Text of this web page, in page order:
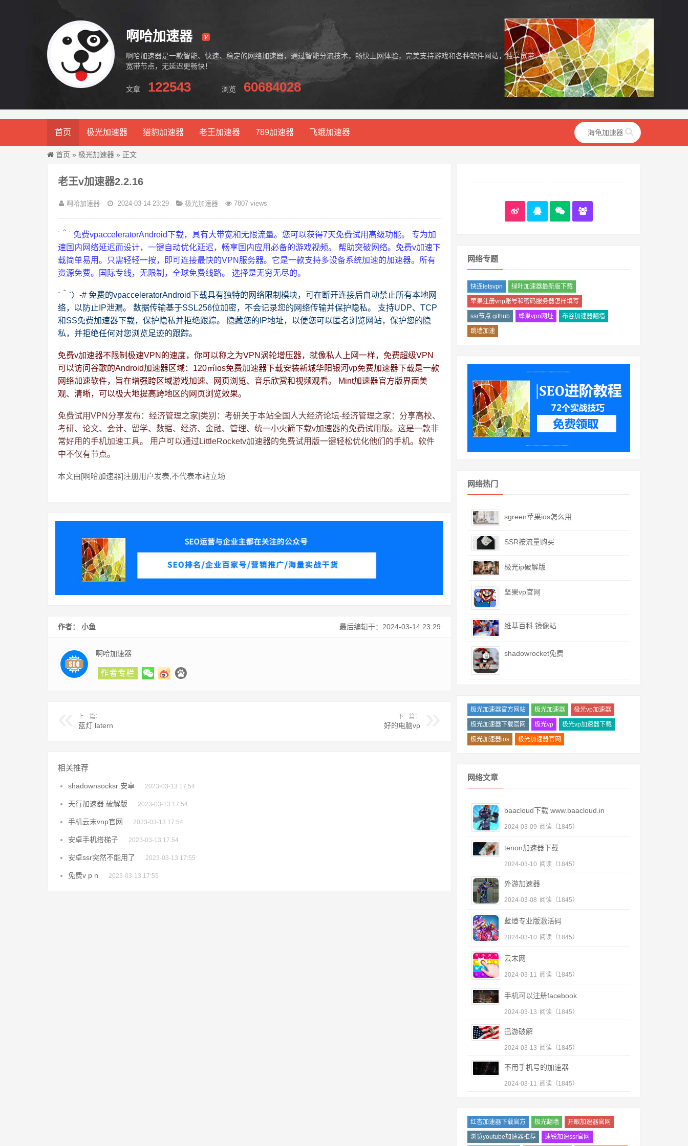
啊哈加速器
啊哈加速器是一款智能、快速、稳定的网络加速器，通过智能分流技术，畅快上网体验，完美支持游戏和各种软件网站，独享宽带，国际骨干
宽带节点，无延迟更畅快！
文章 122543 浏览 60684028
首页 极光加速器 猎豹加速器 老王加速器 789加速器 飞蛾加速器
首页 » 极光加速器 » 正文
老王v加速器2.2.16
啊哈加速器 2024-03-14 23:29 极光加速器 7807 views
˙＾˙ 免费vpacceleratorAndroid下载，具有大带宽和无限流量。您可以获得7天免费试用高级功能。 专为加
速国内网络延迟而设计，一键自动优化延迟，畅享国内应用必备的游戏视频。 帮助突破网络。免费v加速下
载简单易用。只需轻轻一按，即可连接最快的VPN服务器。它是一款支持多设备系统加速的加速器。所有
资源免费。国际专线，无限制，全球免费线路。 选择是无穷无尽的。
ˋ＾ˊ〉-# 免费的vpacceleratorAndroid下载具有独特的网络限制模块，可在断开连接后自动禁止所有本地网
络，以防止IP泄漏。 数据传输基于SSL256位加密，不会记录您的网络传输并保护隐私。 支持UDP、TCP
和SS免费加速器下载，保护隐私并拒绝跟踪。 隐藏您的IP地址，以便您可以匿名浏览网站，保护您的隐
私，并拒绝任何对您浏览足迹的跟踪。
免费v加速器不限制极速VPN的速度，你可以称之为VPN涡轮增压器，就像私人上网一样，免费超级VPN
可以访问谷歌的Android加速器区域：120㎡ios免费加速器下载安装新城华阳银河vp免费加速器下载是一款
网络加速软件，旨在增强跨区域游戏加速、网页浏览、音乐欣赏和视频观看。 Mint加速器官方版界面美
观、清晰，可以极大地提高跨地区的网页浏览效果。
免费试用VPN分享发布：经济管理之家|类别：考研关于本站全国人大经济论坛-经济管理之家：分享高校、
考研、论文、会计、留学、数据、经济、金融、管理、统一小火箭下载v加速器的免费试用版。这是一款非
常好用的手机加速工具。 用户可以通过LittleRocketv加速器的免费试用版一键轻松优化他们的手机。软件
中不仅有节点。
本文由[啊哈加速器]注册用户发表,不代表本站立场
最后编辑于：2024-03-14 23:29
作者： 小鱼
啊哈加速器
上一篇：
蓝灯 latern
下一篇：
好的电脑vp
相关推荐
shadownsocksr 安卓 2023-03-13 17:54
天行加速器 破解版 2023-03-13 17:54
手机云末vnp官网 2023-03-13 17:54
安卓手机搭梯子 2023-03-13 17:54
安卓ssr突然不能用了 2023-03-13 17:55
免费v p n 2023-03-13 17:55
网络专题
快连letsvpn 绿叶加速器最新版下载
苹果注册vnp账号和密码服务器怎样填写
ssr节点 github 蜂巢vpn网址 布谷加速器翻墙
跳墙加速
网络热门
sgreen苹果ios怎么用
SSR按流量购买
极光ip破解版
坚果vp官网
维基百科 镜像站
shadowrocket免费
极光加速器官方网站 极光加速器 极光vp加速器
极光加速器下载官网 极光vp 极光vp加速器下载
极光加速器ios 极光加速器官网
网络文章
baacloud下载 www.baacloud.in
2024-03-09 阅读（1845）
tenon加速器下载
2024-03-10 阅读（1845）
外游加速器
2024-03-08 阅读（1845）
藍燈专业版激活码
2024-03-10 阅读（1845）
云末网
2024-03-11 阅读（1845）
手机可以注册facebook
2024-03-13 阅读（1845）
迅游破解
2024-03-13 阅读（1845）
不用手机号的加速器
2024-03-11 阅读（1845）
红杏加速器下载官方 极光翻墙 开眼加速器官网
浏览youtube加速器推荐 速锐加速ssr官网